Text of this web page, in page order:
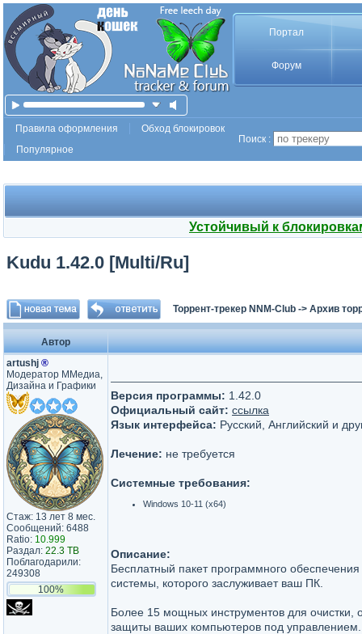
Портал
Форум
Правила оформления
Обход блокировок
Популярное
Поиск :
Устойчивый к
Kudu 1.42.0 [Multi/Ru]
Торрент-трекер NNM-Club -> Архив
Автор
artushj ®
Модератор ММедиа,
Дизайна и Графики
Стаж: 13 лет 8 мес.
Сообщений: 6488
Ratio: 10.999
Раздал: 22.3 TB
Поблагодарили:
249308
100%
Версия программы: 1.42.0
Официальный сайт: ссылка
Язык интерфейса: Русский, Английский и
Лечение: не требуется
Системные требования:
Windows 10-11 (x64)
Описание:
Бесплатный пакет программного
системы, которого заслуживает ваш ПК.
Более 15 мощных инструментов для очистки,
защиты ваших компьютеров под